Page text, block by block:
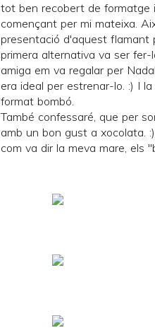
tot ben recobert de formatge
començant per mi mateixa.
presentació d'aquest flamant
primera alternativa va ser
amiga em va regalar per
era ideal per estrenar-lo. :) I
format bombó.
També confessaré, que per
amb un bon gust a xocolata.
com va dir la meva mare, els